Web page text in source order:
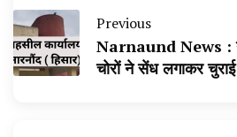
Previous
Narnaund News :
चोरों ने सेंध लगाकर